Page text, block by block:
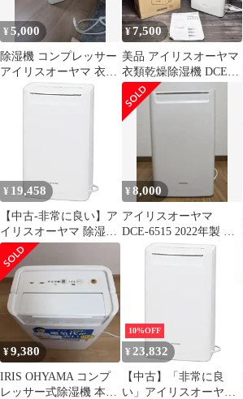
¥5,000
除湿機 コンプレッサー
アイリスオーヤマ 衣類
乾燥除湿機 DCE-6515
¥7,500
美品 アイリスオーヤマ
衣類乾燥除湿機 DCE-
6515 IRIS OHYAMA
¥ 19,458
【中古-非常に良い】ア
イリスオーヤマ 除湿機
衣類乾燥 除湿器 コンプ
レッサー式 強力除湿 タ
イマー付 静音設計 オー
トルーバー 除湿量 6.5L
ホワイト DCE-6515
¥8,000
アイリスオーヤマ
DCE-6515 2022年製 衣
類乾燥除湿機
¥9,380
IRIS OHYAMA コンプ
レッサー式除湿機 本
10%OFF
¥ 23,832
【中古】「非常に良
い」アイリスオーヤマ